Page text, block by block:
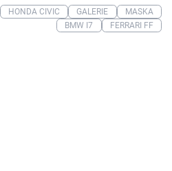
HONDA CIVIC GALERIE
MASKA
BMW I7
FERRARI FF